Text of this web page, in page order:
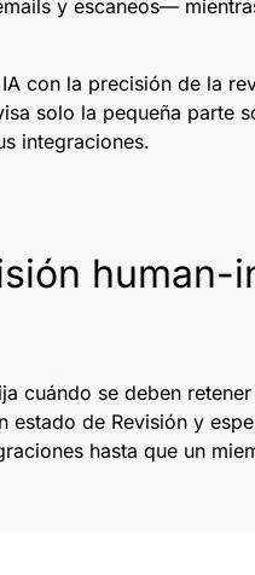
y escaneos—
con la precisión de la
solo la pequeña parte
integraciones.
cuándo se deben
estado de Revisión y
hasta que un